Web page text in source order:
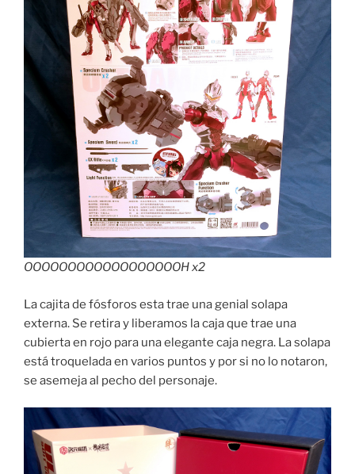
OOOOOOOOOOOOOOOOOOH x2
La cajita de fósforos esta trae una genial solapa
externa. Se retira y liberamos la caja que trae una
cubierta en rojo para una elegante caja negra. La solapa
está troquelada en varios puntos y por si no lo notaron,
se asemeja al pecho del personaje.